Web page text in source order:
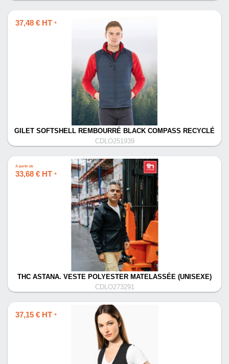
37,48 € HT *
GILET SOFTSHELL REMBOURRÉ BLACK COMPASS RECYCLÉ
CDLO251939
À partir de
33,68 € HT *
THC ASTANA. VESTE POLYESTER MATELASSÉE (UNISEXE)
CDLO273291
37,15 € HT *